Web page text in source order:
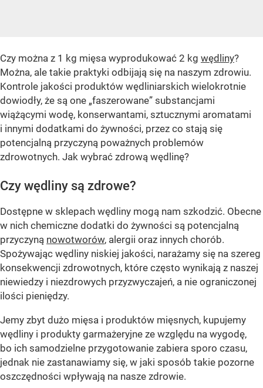
Czy można z 1 kg mięsa wyprodukować 2 kg wędliny?
Można, ale takie praktyki odbijają się na naszym zdrowiu.
Kontrole jakości produktów wędliniarskich wielokrotnie
dowiodły, że są one „faszerowane” substancjami
wiążącymi wodę, konserwantami, sztucznymi aromatami
i innymi dodatkami do żywności, przez co stają się
potencjalną przyczyną poważnych problemów
zdrowotnych. Jak wybrać zdrową wędlinę?
Czy wędliny są zdrowe?
Dostępne w sklepach wędliny mogą nam szkodzić. Obecne
w nich chemiczne dodatki do żywności są potencjalną
przyczyną nowotworów, alergii oraz innych chorób.
Spożywając wędliny niskiej jakości, narażamy się na szereg
konsekwencji zdrowotnych, które często wynikają z naszej
niewiedzy i niezdrowych przyzwyczajeń, a nie ograniczonej
ilości pieniędzy.
Jemy zbyt dużo mięsa i produktów mięsnych, kupujemy
wędliny i produkty garmażeryjne ze względu na wygodę,
bo ich samodzielne przygotowanie zabiera sporo czasu,
jednak nie zastanawiamy się, w jaki sposób takie pozorne
oszczędności wpływają na nasze zdrowie.